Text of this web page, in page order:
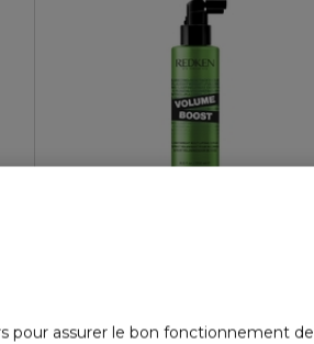
pour assurer le bon fonctionnement